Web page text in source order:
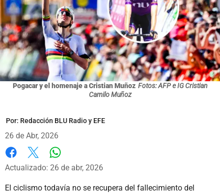
Pogacar y el homenaje a Cristian Muñoz Fotos: AFP e IG Cristian
Camilo Muñoz
Por: Redacción BLU Radio y EFE
26 de Abr, 2026
Facebook
X
Actualizado: 26 de abr, 2026
El ciclismo todavía no se recupera del fallecimiento del